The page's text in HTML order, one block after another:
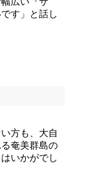
す」と話し
方も、大自
奄美群島の
いかがでし